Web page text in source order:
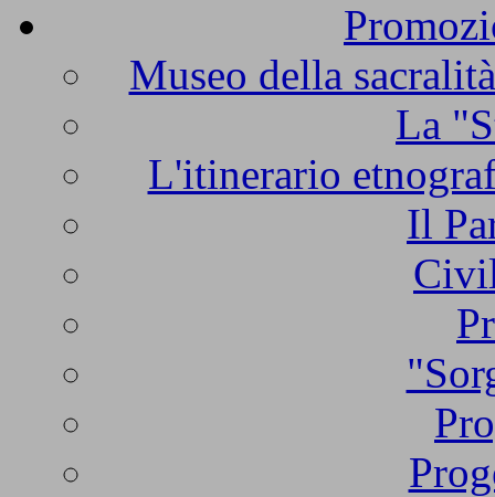
Museo della
La
L'itinerario
Il